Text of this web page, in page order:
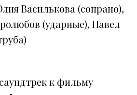
Василькова (сопрано),
(ударные), Павел
к фильму